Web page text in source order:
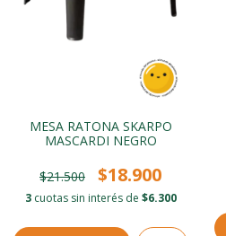
MESA RATONA SKARPO
MASCARDI NEGRO
$21.500 $18.900
3 cuotas sin interés de $6.300